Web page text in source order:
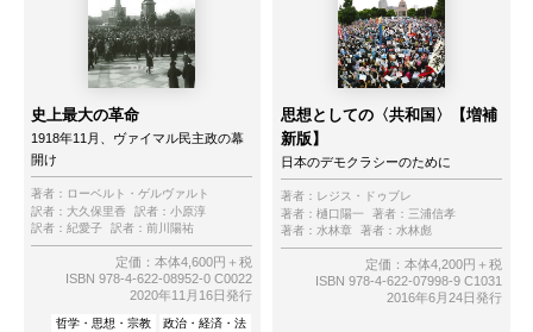
史上最大の革命
1918年11月、ヴァイマル民主政の幕
開け
著者： ローベルト・ゲルヴァルト
訳者： 大久保里香 訳者： 小原淳
訳者： 紀愛子 訳者： 前川陽祐
定価：本体4,600円＋税
ISBN 978-4-622-08952-0 C0022
2020年11月16日発行
哲学・思想・宗教
政治・経済・法
思想としての〈共和国〉【増補
新版】
日本のデモクラシーのために
著者： レジス・ドゥブレ
著者： 樋口陽一 著者： 三浦信孝
著者： 水林章 著者： 水林彪
定価：本体4,200円＋税
ISBN 978-4-622-07998-9 C1031
2016年6月24日発行